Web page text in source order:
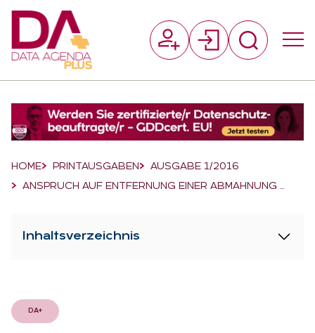
Breadcrumb-Navigation
HOME PRINTAUSGABEN
AUSGABE 1/2016
ANSPRUCH AUF ENTFERNUNG EINER ABMAHNUNG …
Inhaltsverzeichnis
DA+